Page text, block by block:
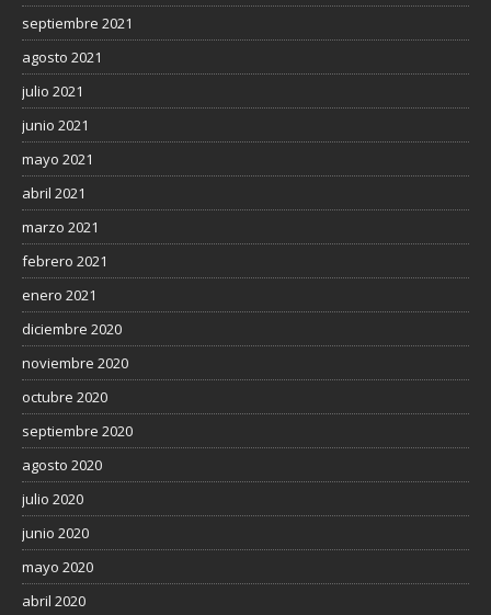
septiembre 2021
agosto 2021
julio 2021
junio 2021
mayo 2021
abril 2021
marzo 2021
febrero 2021
enero 2021
diciembre 2020
noviembre 2020
octubre 2020
septiembre 2020
agosto 2020
julio 2020
junio 2020
mayo 2020
abril 2020